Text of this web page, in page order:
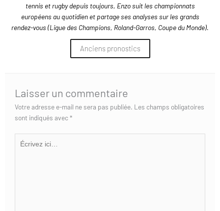
tennis et rugby depuis toujours, Enzo suit les championnats
européens au quotidien et partage ses analyses sur les grands
rendez-vous (Ligue des Champions, Roland-Garros, Coupe du Monde).
Anciens pronostics
Laisser un commentaire
Votre adresse e-mail ne sera pas publiée. Les champs obligatoires
sont indiqués avec*
Écrivez
ici…